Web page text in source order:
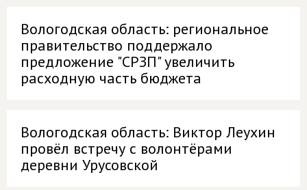
Вологодская область: региональное
правительство поддержало
предложение "СРЗП" увеличить
расходную часть бюджета
Вологодская область: Виктор Леухин
провёл встречу с волонтёрами
деревни Урусовской